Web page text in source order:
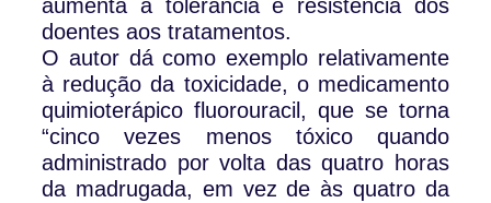
aumenta a tolerância e resistência dos
doentes aos tratamentos.
O autor dá como exemplo relativamente
à redução da toxicidade, o medicamento
quimioterápico fluorouracil, que se torna
“cinco vezes menos tóxico quando
administrado por volta das quatro horas
da madrugada, em vez de às quatro da